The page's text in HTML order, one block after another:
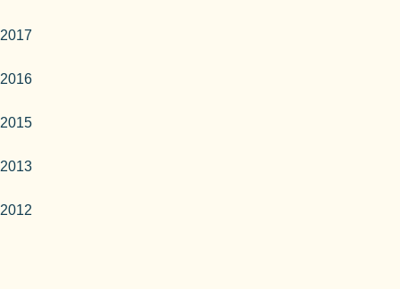
2017
2016
2015
2013
2012